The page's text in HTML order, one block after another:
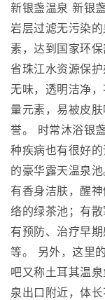
新银盏温泉 新银
岩层过滤无污染
素，达到国家环
省珠江水资源保
无味，透明洁净
量元素，易被皮
誉。 时常沐浴银
种疾病也有很好
的豪华露天温泉池
有香身洁肤，醒
络的绿茶池；有
有预防、治疗早
等。 另外，这里
吧又称土耳其温
泉出口附近，体